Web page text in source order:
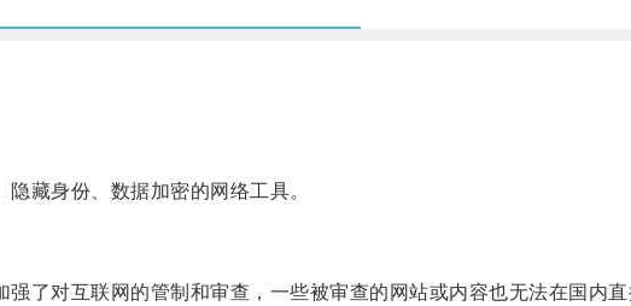
藏身份、数据加密的网络工具。
对互联网的管制和审查，一些被审查的网站或内容也无法在国内直